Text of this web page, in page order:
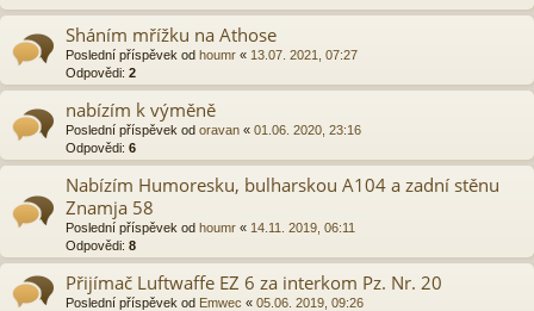
Sháním mřížku na Athose
Poslední příspěvek od houmr « 13.07. 2021, 07:27
Odpovědi: 2
nabízím k výměně
Poslední příspěvek od oravan « 01.06. 2020, 23:16
Odpovědi: 6
Nabízím Humoresku, bulharskou A104 a zadní stěnu
Znamja 58
Poslední příspěvek od houmr « 14.11. 2019, 06:11
Odpovědi: 8
Přijímač Luftwaffe EZ 6 za interkom Pz. Nr. 20
Poslední příspěvek od Emwec « 05.06. 2019, 09:26